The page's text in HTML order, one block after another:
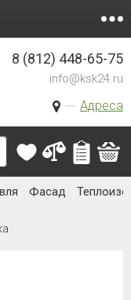
Адреса
8 (812) 448-65-75
info@ksk24.ru
Фасад